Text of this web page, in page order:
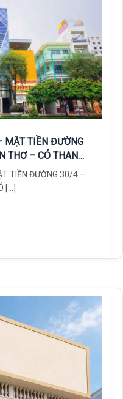
MẶT TIỀN ĐƯỜNG
THƠ – CÓ THANG
TIỀN ĐƯỜNG 30/4 –
[…]